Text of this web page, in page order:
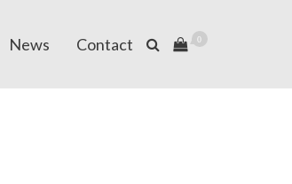
News Contact 0